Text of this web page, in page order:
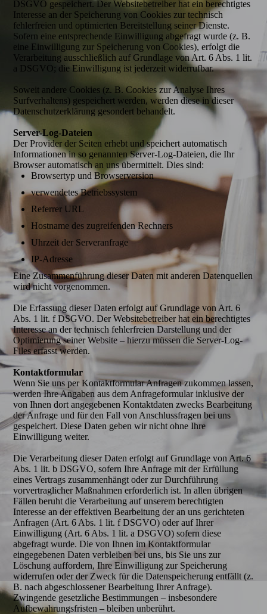
DSGVO gespeichert. Der Websitebetreiber hat ein berechtigtes
Interesse an der Speicherung von Cookies zur technisch
fehlerfreien und optimierten Bereitstellung seiner Dienste.
Sofern eine entsprechende Einwilligung abgefragt wurde (z. B.
eine Einwilligung zur Speicherung von Cookies), erfolgt die
Verarbeitung ausschließlich auf Grundlage von Art. 6 Abs. 1 lit.
a DSGVO; die Einwilligung ist jederzeit widerrufbar.
Soweit andere Cookies (z. B. Cookies zur Analyse Ihres
Surfverhaltens) gespeichert werden, werden diese in dieser
Datenschutzerklärung gesondert behandelt.
Server-Log-Dateien
Der Provider der Seiten erhebt und speichert automatisch
Informationen in so genannten Server-Log-Dateien, die Ihr
Browser automatisch an uns übermittelt. Dies sind:
Browsertyp und Browserversion
verwendetes Betriebssystem
Referrer URL
Hostname des zugreifenden Rechners
Uhrzeit der Serveranfrage
IP-Adresse
Eine Zusammenführung dieser Daten mit anderen Datenquellen
wird nicht vorgenommen.
Die Erfassung dieser Daten erfolgt auf Grundlage von Art. 6
Abs. 1 lit. f DSGVO. Der Websitebetreiber hat ein berechtigtes
Interesse an der technisch fehlerfreien Darstellung und der
Optimierung seiner Website – hierzu müssen die Server-Log-
Files erfasst werden.
Kontaktformular
Wenn Sie uns per Kontaktformular Anfragen zukommen lassen,
werden Ihre Angaben aus dem Anfrageformular inklusive der
von Ihnen dort angegebenen Kontaktdaten zwecks Bearbeitung
der Anfrage und für den Fall von Anschlussfragen bei uns
gespeichert. Diese Daten geben wir nicht ohne Ihre
Einwilligung weiter.
Die Verarbeitung dieser Daten erfolgt auf Grundlage von Art. 6
Abs. 1 lit. b DSGVO, sofern Ihre Anfrage mit der Erfüllung
eines Vertrags zusammenhängt oder zur Durchführung
vorvertraglicher Maßnahmen erforderlich ist. In allen übrigen
Fällen beruht die Verarbeitung auf unserem berechtigten
Interesse an der effektiven Bearbeitung der an uns gerichteten
Anfragen (Art. 6 Abs. 1 lit. f DSGVO) oder auf Ihrer
Einwilligung (Art. 6 Abs. 1 lit. a DSGVO) sofern diese
abgefragt wurde. Die von Ihnen im Kontaktformular
eingegebenen Daten verbleiben bei uns, bis Sie uns zur
Löschung auffordern, Ihre Einwilligung zur Speicherung
widerrufen oder der Zweck für die Datenspeicherung entfällt (z.
B. nach abgeschlossener Bearbeitung Ihrer Anfrage).
Zwingende gesetzliche Bestimmungen – insbesondere
Aufbewahrungsfristen – bleiben unberührt.